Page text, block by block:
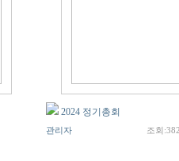
2024 정기총회
관리자 조회